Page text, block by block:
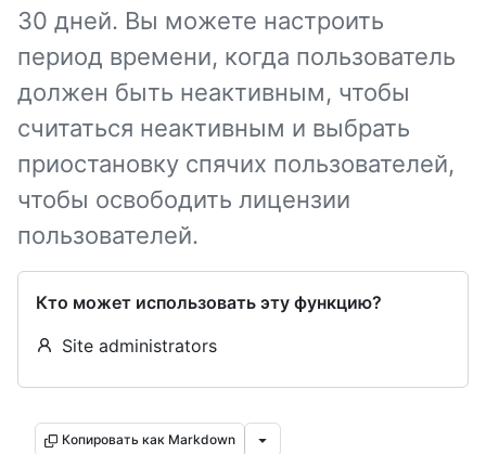
30 дней. Вы можете настроить
период времени, когда пользователь
должен быть неактивным, чтобы
считаться неактивным и выбрать
приостановку спячих пользователей,
чтобы освободить лицензии
пользователей.
Кто может использовать эту функцию?
Site administrators
Копировать как Markdown